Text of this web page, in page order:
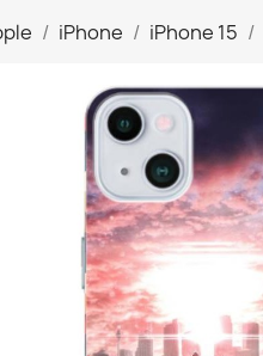
iPhone iPhone 15